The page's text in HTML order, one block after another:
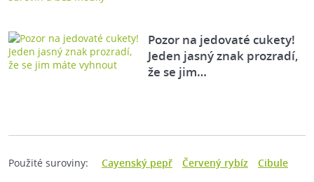
Pozor na jedovaté cukety!
Jeden jasný znak prozradí,
že se jim…
Použité suroviny: Cayenský pepř Červený rybíz
Cibule